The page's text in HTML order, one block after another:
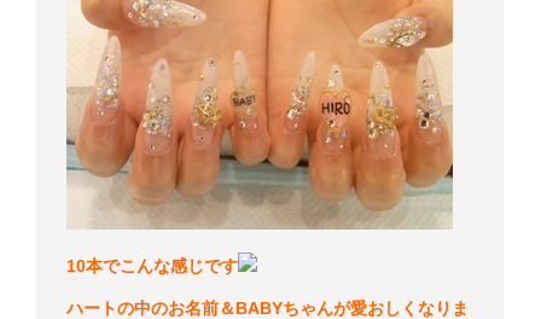
10本でこんな感じです
ハートの中のお名前＆BABYちゃんが愛おしくなりま